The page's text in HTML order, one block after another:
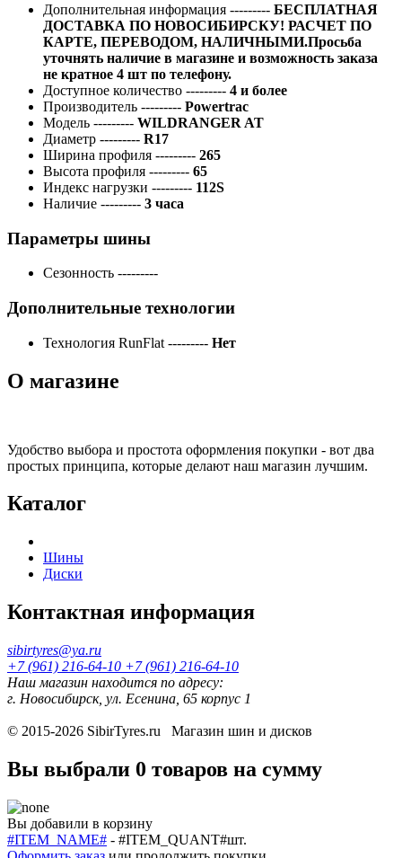
Дополнительная информация --------- БЕСПЛАТНАЯ
ДОСТАВКА ПО НОВОСИБИРСКУ! РАСЧЕТ ПО
КАРТЕ, ПЕРЕВОДОМ, НАЛИЧНЫМИ.Просьба
уточнять наличие в магазине и возможность заказа
не кратное 4 шт по телефону.
Доступное количество --------- 4 и более
Производитель --------- Powertrac
Модель --------- WILDRANGER AT
Диаметр --------- R17
Ширина профиля --------- 265
Высота профиля --------- 65
Индекс нагрузки --------- 112S
Наличие --------- 3 часа
Параметры шины
Сезонность ---------
Дополнительные технологии
Технология RunFlat --------- Нет
О магазине
Удобство выбора и простота оформления покупки - вот два
простых принципа, которые делают наш магазин лучшим.
Каталог
Шины
Диски
Контактная информация
sibirtyres@ya.ru
+7 (961) 216-64-10 +7 (961) 216-64-10
Наш магазин находится по адресу:
г. Новосибирск, ул. Есенина, 65 корпус 1
© 2015-2026 SibirTyres.ru Магазин шин и дисков
Вы выбрали 0 товаров на сумму
Вы добавили в корзину
#ITEM_NAME# - #ITEM_QUANT#шт.